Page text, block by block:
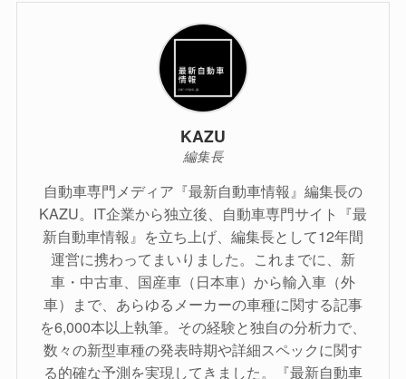
KAZU
編集長
自動車専門メディア『最新自動車情報』編集長の
KAZU。IT企業から独立後、自動車専門サイト『最
新自動車情報』を立ち上げ、編集長として12年間
運営に携わってまいりました。これまでに、新
車・中古車、国産車（日本車）から輸入車（外
車）まで、あらゆるメーカーの車種に関する記事
を6,000本以上執筆。その経験と独自の分析力で、
数々の新型車種の発表時期や詳細スペックに関す
る的確な予測を実現してきました。『最新自動車